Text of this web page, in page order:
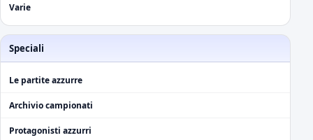
Varie
Speciali
Le partite azzurre
Archivio campionati
Protagonisti azzurri